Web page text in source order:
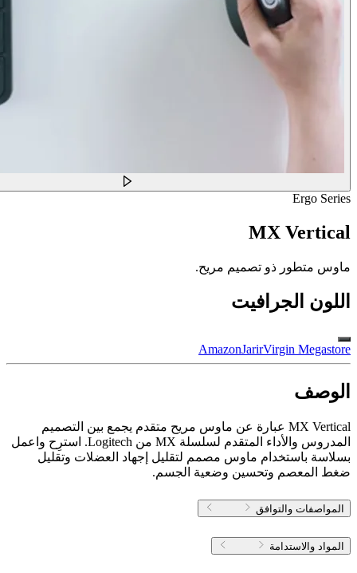
Ergo Series
MX Vertical
ماوس متطور ذو تصميم مريح.
اللون الجرافيت
AmazonJarirVirgin Megastore​
الوصف
MX Vertical عبارة عن ماوس مريح متقدم يجمع بين التصميم
المدروس والأداء المتقدم لسلسلة MX من Logitech. استرِح واعمل
بسلاسة باستخدام ماوس مصمم لتقليل إجهاد العضلات وتقليل
ضغط المعصم وتحسين وضعية الجسم.
المواصفات والتوافق
المواد والاستدامة